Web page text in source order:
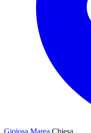
Gioiosa Marea Chiesa